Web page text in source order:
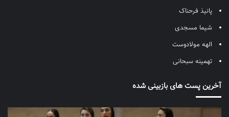
پانیذ فرحناک
شیما مسجدی
الهه مولادوست
تهمینه سبحانی
آخرین پست های بازبینی شده